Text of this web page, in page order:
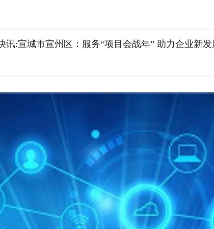
讯:宣城市宣州区：服务“项目会战年” 助力企业新发